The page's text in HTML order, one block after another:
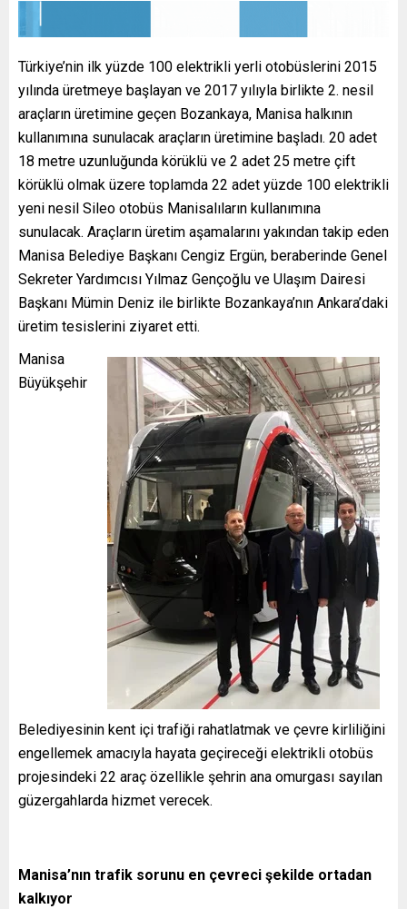
Türkiye’nin ilk yüzde 100 elektrikli yerli otobüslerini 2015
yılında üretmeye başlayan ve 2017 yılıyla birlikte 2. nesil
araçların üretimine geçen Bozankaya, Manisa halkının
kullanımına sunulacak araçların üretimine başladı. 20 adet
18 metre uzunluğunda körüklü ve 2 adet 25 metre çift
körüklü olmak üzere toplamda 22 adet yüzde 100 elektrikli
yeni nesil Sileo otobüs Manisalıların kullanımına
sunulacak. Araçların üretim aşamalarını yakından takip eden
Manisa Belediye Başkanı Cengiz Ergün, beraberinde Genel
Sekreter Yardımcısı Yılmaz Gençoğlu ve Ulaşım Dairesi
Başkanı Mümin Deniz ile birlikte Bozankaya’nın Ankara’daki
üretim tesislerini ziyaret etti.
Manisa
Büyükşehir
Belediyesinin kent içi trafiği rahatlatmak ve çevre kirliliğini
engellemek amacıyla hayata geçireceği elektrikli otobüs
projesindeki 22 araç özellikle şehrin ana omurgası sayılan
güzergahlarda hizmet verecek.
Manisa’nın trafik sorunu en çevreci şekilde ortadan
kalkıyor